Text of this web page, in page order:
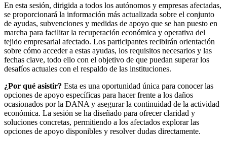
En esta sesión, dirigida a todos los autónomos y empresas afectadas,
se proporcionará la información más actualizada sobre el conjunto
de ayudas, subvenciones y medidas de apoyo que se han puesto en
marcha para facilitar la recuperación económica y operativa del
tejido empresarial afectado. Los participantes recibirán orientación
sobre cómo acceder a estas ayudas, los requisitos necesarios y las
fechas clave, todo ello con el objetivo de que puedan superar los
desafíos actuales con el respaldo de las instituciones.
¿Por qué asistir? Esta es una oportunidad única para conocer las
opciones de apoyo específicas para hacer frente a los daños
ocasionados por la DANA y asegurar la continuidad de la actividad
económica. La sesión se ha diseñado para ofrecer claridad y
soluciones concretas, permitiendo a los afectados explorar las
opciones de apoyo disponibles y resolver dudas directamente.